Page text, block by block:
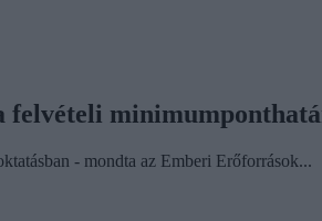
felvételi
- mondta az Emberi Erőforrások...